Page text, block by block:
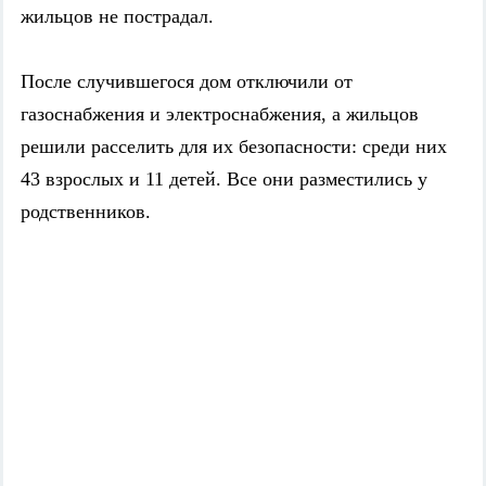
жильцов не пострадал.
После случившегося дом отключили от
газоснабжения и электроснабжения, а жильцов
решили расселить для их безопасности: среди них
43 взрослых и 11 детей. Все они разместились у
родственников.